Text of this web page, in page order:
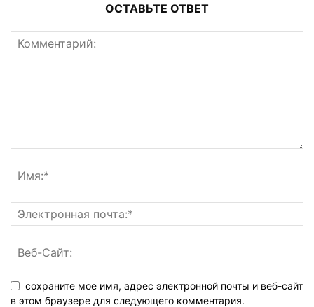
ОСТАВЬТЕ ОТВЕТ
сохраните мое имя, адрес электронной почты и веб-сайт
в этом браузере для следующего комментария.